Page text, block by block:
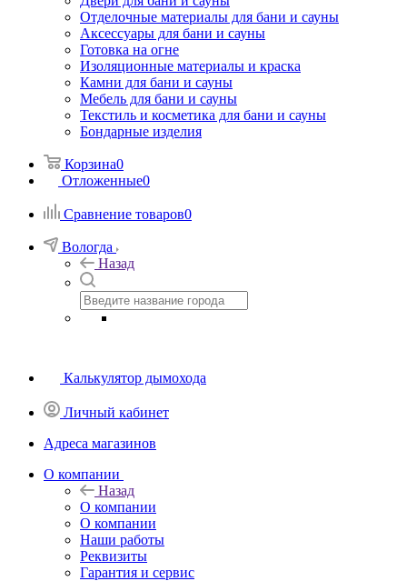
Отделочные материалы для бани и сауны
Аксессуары для бани и сауны
Готовка на огне
Изоляционные материалы и краска
Камни для бани и сауны
Мебель для бани и сауны
Текстиль и косметика для бани и сауны
Бондарные изделия
Корзина0
Отложенные0
Сравнение товаров0
Вологда
Назад
Калькулятор дымохода
Личный кабинет
Адреса магазинов
O компании
Назад
O компании
О компании
Наши работы
Реквизиты
Гарантия и сервис